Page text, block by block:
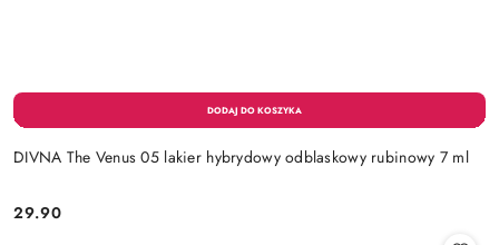
DIVNA The Venus 05 lakier hybrydowy odblaskowy rubinowy 7 ml
Cena:
29.90